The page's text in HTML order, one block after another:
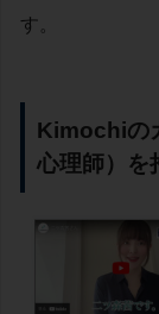
す。
Kimochiの
心理師）を